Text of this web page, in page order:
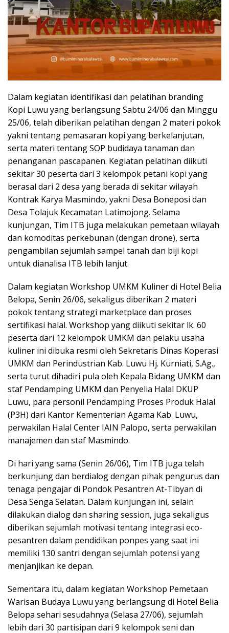
Dalam kegiatan identifikasi dan pelatihan branding
Kopi Luwu yang berlangsung Sabtu 24/06 dan Minggu
25/06, telah diberikan pelatihan dengan 2 materi pokok
yakni tentang pemasaran kopi yang berkelanjutan,
serta materi tentang SOP budidaya tanaman dan
penanganan pascapanen. Kegiatan pelatihan diikuti
sekitar 30 peserta dari 3 kelompok petani kopi yang
berasal dari 2 desa yang berada di sekitar wilayah
Kontrak Karya Masmindo, yakni Desa Boneposi dan
Desa Tolajuk Kecamatan Latimojong. Selama
kunjungan, Tim ITB juga melakukan pemetaan wilayah
dan komoditas perkebunan (dengan drone), serta
pengambilan sejumlah sampel tanah dan biji kopi
untuk dianalisa ITB lebih lanjut.
Dalam kegiatan Workshop UMKM Kuliner di Hotel Belia
Belopa, Senin 26/06, sekaligus diberikan 2 materi
pokok tentang strategi marketplace dan proses
sertifikasi halal. Workshop yang diikuti sekitar lk. 60
peserta dari 12 kelompok UMKM dan pelaku usaha
kuliner ini dibuka resmi oleh Sekretaris Dinas Koperasi
UMKM dan Perindustrian Kab. Luwu Hj. Kurniati, S.Ag.,
serta turut dihadiri pula oleh Kepala Bidang UMKM dan
staf Pendamping UMKM dan Penyelia Halal DKUP
Luwu, para personil Pendamping Proses Produk Halal
(P3H) dari Kantor Kementerian Agama Kab. Luwu,
perwakilan Halal Center IAIN Palopo, serta perwakilan
manajemen dan staf Masmindo.
Di hari yang sama (Senin 26/06), Tim ITB juga telah
berkunjung dan berdialog dengan pihak pengurus dan
tenaga pengajar di Pondok Pesantren At-Tibyan di
Desa Senga Selatan. Dalam kunjungan ini, selain
dilakukan dialog dan sharing session, juga sekaligus
diberikan sejumlah motivasi tentang integrasi eco-
pesantren dalam pendidikan ponpes yang saat ini
memiliki 130 santri dengan sejumlah potensi yang
menjanjikan ke depan.
Sementara itu, dalam kegiatan Workshop Pemetaan
Warisan Budaya Luwu yang berlangsung di Hotel Belia
Belopa sehari sesudahnya (Selasa 27/06), sejumlah
lebih dari 30 partisipan dari 9 kelompok seni dan